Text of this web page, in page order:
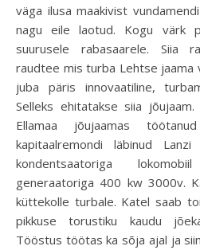
väga ilusa maakivist
nagu eile laotud. Kogu värk
suurusele rabasaarele. Siia
raudtee mis turba Lehtse jaama
juba päris innovaatiline,
Selleks ehitatakse siia
Ellamaa jõujaamas
kapitaalremondi läbinud Lanzi
kondentsaatoriga
generaatoriga 400 kw 3000v.
küttekolle turbale. Katel saab
pikkuse torustiku kaudu
Tööstus töötas ka sõja ajal ja